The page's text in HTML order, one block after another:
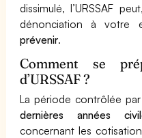
dissimulé, l’URSSAF
dénonciation à votre
prévenir.
Comment se
d’URSSAF ?
La période contrôlée par
dernières années
concernant les